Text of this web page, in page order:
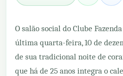
O salão social do Clube
última quarta-feira, 10 de
de sua tradicional noite de
que há de 25 anos integra o